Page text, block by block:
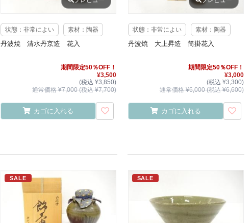
状態：非常によい 素材：陶器
丹波焼 清水丹京造 花入
期間限定50％OFF！
¥3,500
(税込 ¥3,850)
通常価格 ¥7,000 (税込 ¥7,700)
カゴに入れる
状態：非常によい 素材：陶器
丹波焼 大上昇造 筒掛花入
期間限定50％OFF！
¥3,000
(税込 ¥3,300)
通常価格 ¥6,000 (税込 ¥6,600)
カゴに入れる
SALE SALE